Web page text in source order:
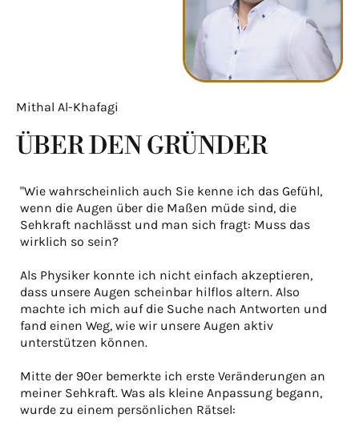
Mithal Al-Khafagi
ÜBER DEN GRÜNDER
"Wie wahrscheinlich auch Sie kenne ich das Gefühl,
wenn die Augen über die Maßen müde sind, die
Sehkraft nachlässt und man sich fragt: Muss das
wirklich so sein?
Als Physiker konnte ich nicht einfach akzeptieren,
dass unsere Augen scheinbar hilflos altern. Also
machte ich mich auf die Suche nach Antworten und
fand einen Weg, wie wir unsere Augen aktiv
unterstützen können.
Mitte der 90er bemerkte ich erste Veränderungen an
meiner Sehkraft. Was als kleine Anpassung begann,
wurde zu einem persönlichen Rätsel: